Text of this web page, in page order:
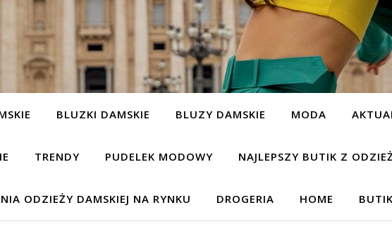
BLUZKI DAMSKIE BLUZY DAMSKIE MODA
TRENDY PUDELEK MODOWY NAJLEPSZY BUTIK Z
ODZIEŻY DAMSKIEJ NA RYNKU DROGERIA HOME